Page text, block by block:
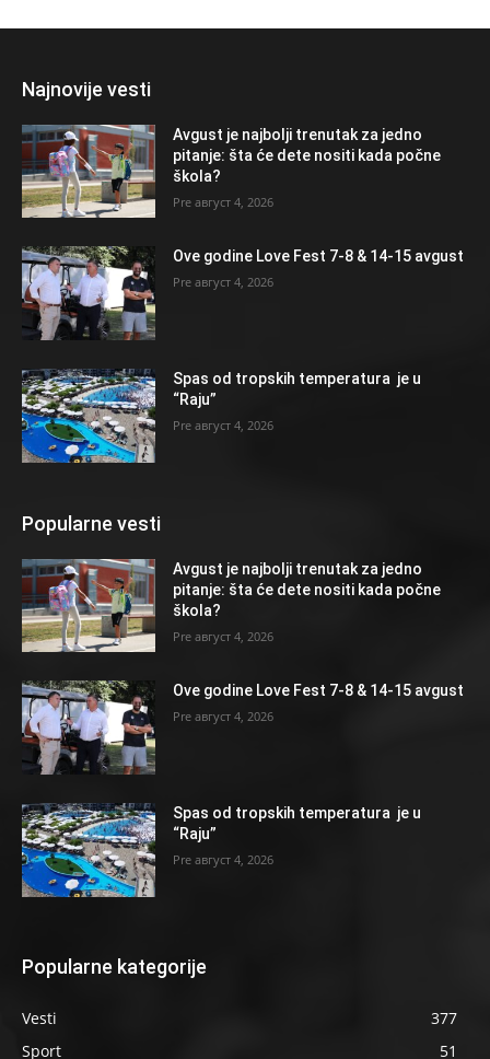
Najnovije vesti
Avgust je najbolji trenutak za jedno
pitanje: šta će dete nositi kada počne
škola?
август 4, 2026
Ove godine Love Fest 7-8 & 14-15 avgust
август 4, 2026
Spas od tropskih temperatura je u
“Raju”
август 4, 2026
Popularne vesti
Avgust je najbolji trenutak za jedno
pitanje: šta će dete nositi kada počne
škola?
август 4, 2026
Ove godine Love Fest 7-8 & 14-15 avgust
август 4, 2026
Spas od tropskih temperatura je u
“Raju”
август 4, 2026
Popularne kategorije
Vesti
377
Sport
51